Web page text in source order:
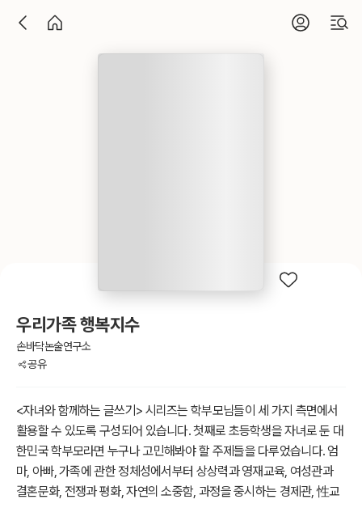
우리가족 행복지수
손바닥논술연구소
공유
<자녀와 함께하는 글쓰기> 시리즈는 학부모님들이 세 가지 측면에서
활용할 수 있도록 구성되어 있습니다. 첫째로 초등학생을 자녀로 둔 대
한민국 학부모라면 누구나 고민해봐야 할 주제들을 다루었습니다. 엄
마, 아빠, 가족에 관한 정체성에서부터 상상력과 영재교육, 여성관과
결혼문화, 전쟁과 평화, 자연의 소중함, 과정을 중시하는 경제관, 性교